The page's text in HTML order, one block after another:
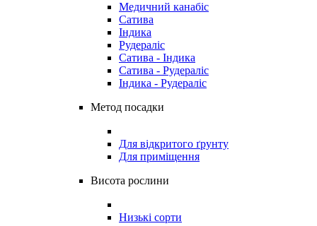
Медичний канабіс
Сатива
Індика
Рудераліс
Сатива - Індика
Сатива - Рудераліс
Індика - Рудераліс
Метод посадки
Для відкритого ґрунту
Для приміщення
Висота рослини
Низькі сорти